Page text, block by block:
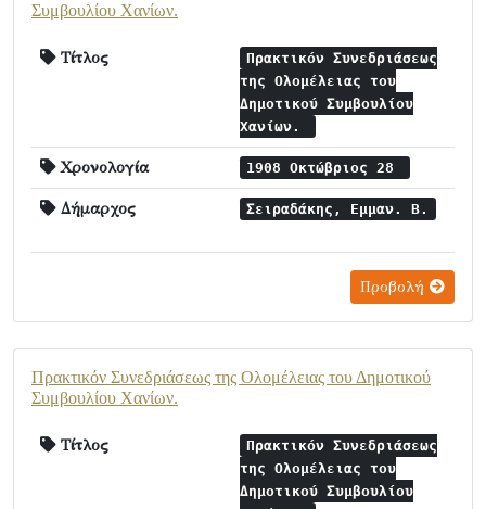
Συμβουλίου Χανίων.
Τίτλος
Πρακτικόν Συνεδριάσεως
της Ολομέλειας του
Δημοτικού Συμβουλίου
Χανίων.
Χρονολογία 1908 Οκτώβριος 28
Δήμαρχος Σειραδάκης, Εμμαν. Β.
Προβολή
Πρακτικόν Συνεδριάσεως της Ολομέλειας του Δημοτικού
Συμβουλίου Χανίων.
Τίτλος
Πρακτικόν Συνεδριάσεως
της Ολομέλειας του
Δημοτικού Συμβουλίου